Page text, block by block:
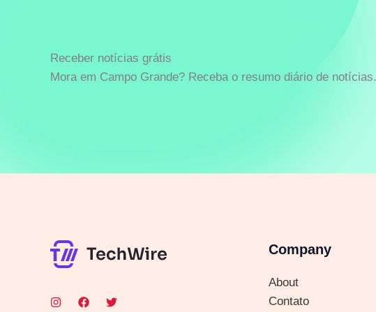
Receber notícias grátis
Mora em Campo Grande? Receba o resumo diário de notícias.
Company
About
Contato